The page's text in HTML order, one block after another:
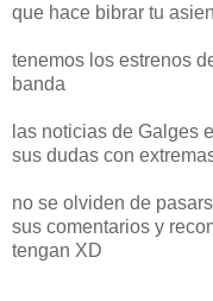
que hace bibrar tu
tenemos los estrenos
banda
las noticias de Galges
sus dudas con
no se olviden de
sus comentarios y
tengan XD